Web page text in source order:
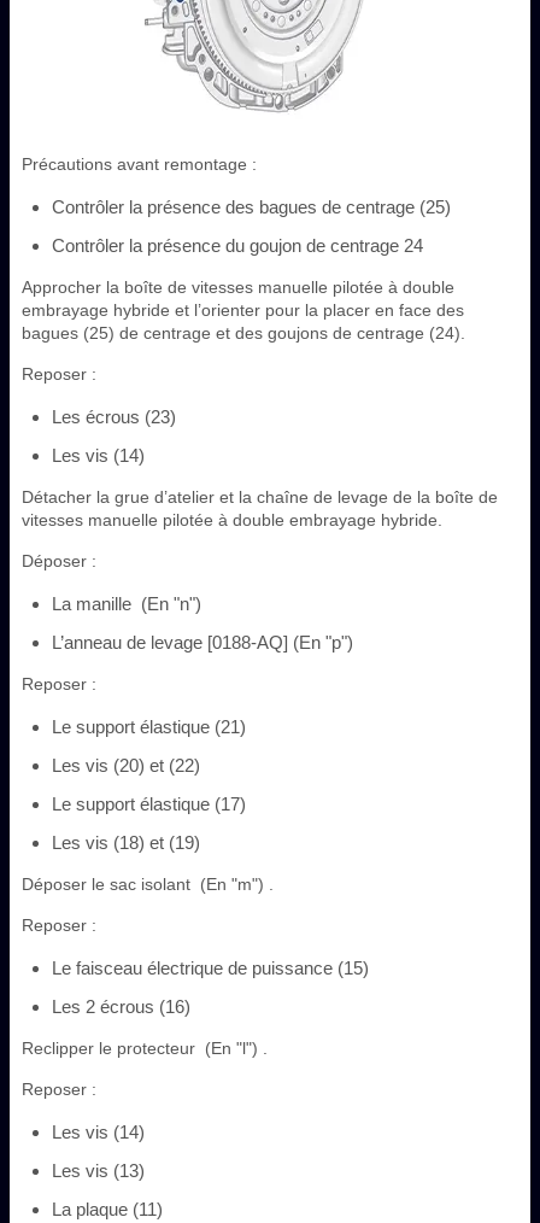
Précautions avant remontage :
Contrôler la présence des bagues de centrage (25)
Contrôler la présence du goujon de centrage 24
Approcher la boîte de vitesses manuelle pilotée à double
embrayage hybride et l’orienter pour la placer en face des
bagues (25) de centrage et des goujons de centrage (24).
Reposer :
Les écrous (23)
Les vis (14)
Détacher la grue d’atelier et la chaîne de levage de la boîte de
vitesses manuelle pilotée à double embrayage hybride.
Déposer :
La manille (En "n")
L’anneau de levage [0188-AQ] (En "p")
Reposer :
Le support élastique (21)
Les vis (20) et (22)
Le support élastique (17)
Les vis (18) et (19)
Déposer le sac isolant (En "m") .
Reposer :
Le faisceau électrique de puissance (15)
Les 2 écrous (16)
Reclipper le protecteur (En "l") .
Reposer :
Les vis (14)
Les vis (13)
La plaque (11)